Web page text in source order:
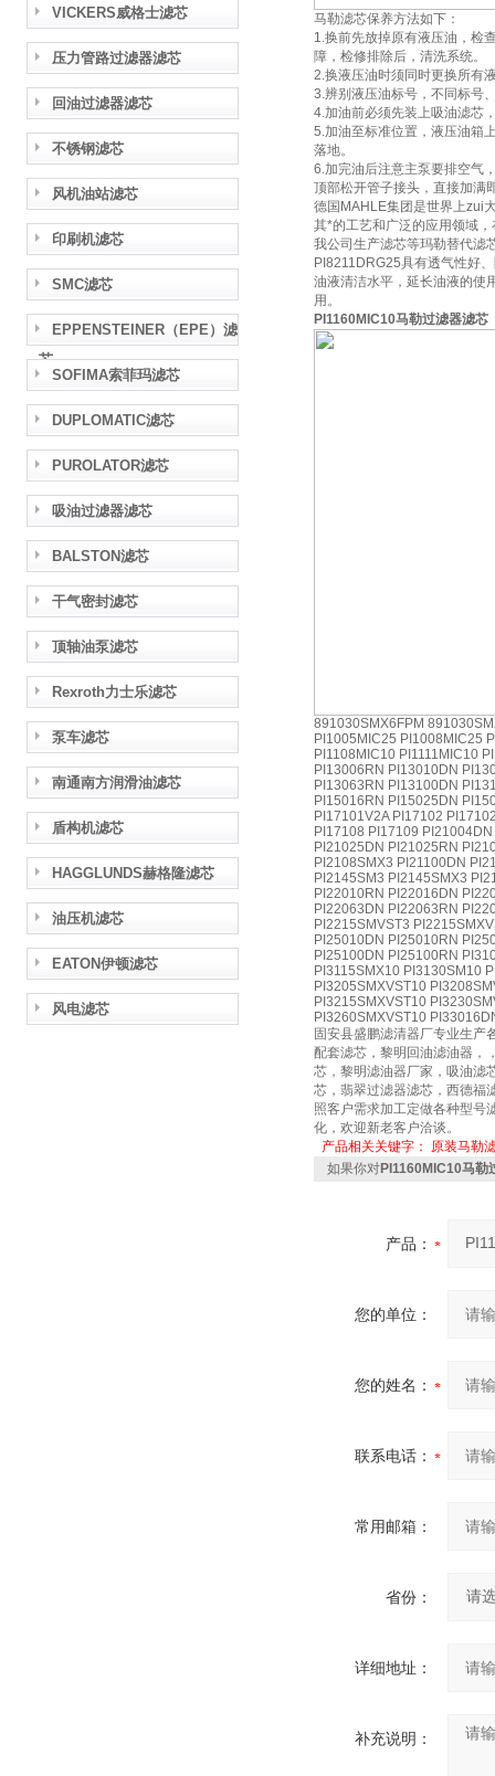
VICKERS威格士滤芯
压力管路过滤器滤芯
回油过滤器滤芯
不锈钢滤芯
风机油站滤芯
印刷机滤芯
SMC滤芯
EPPENSTEINER（EPE）滤
芯
SOFIMA索菲玛滤芯
DUPLOMATIC滤芯
PUROLATOR滤芯
吸油过滤器滤芯
BALSTON滤芯
干气密封滤芯
顶轴油泵滤芯
Rexroth力士乐滤芯
泵车滤芯
南通南方润滑油滤芯
盾构机滤芯
HAGGLUNDS赫格隆滤芯
油压机滤芯
EATON伊顿滤芯
风电滤芯
马勒滤芯保养方法如下：
1.换前先放掉原有液压油，检
障，检修排除后，清洗系统。
2.换液压油时须同时更换所有
3.辨别液压油标号，不同标号
4.加油前必须先装上吸油滤芯
5.加油至标准位置，液压油箱
落地。
6.加完油后注意主泵要排空气
顶部松开管子接头，直接加满
德国MAHLE集团是世界上zui
其*的工艺和广泛的应用领域
我公司生产滤芯等玛勒替代滤
PI8211DRG25具有透气性好
油液清洁水平，延长油液的使
用。
PI1160MIC10马勒过滤器滤芯
891030SMX6FPM
PI1005MIC25 PI1008MIC25
PI1108MIC10 PI1111MIC10
PI13006RN PI13010DN
PI13063RN PI13100DN
PI15016RN PI15025DN
PI17101V2A PI17102
PI17108 PI17109
PI21025DN PI21025RN
PI2108SMX3 PI21100DN
PI2145SM3 PI2145SMX3
PI22010RN PI22016DN
PI22063DN PI22063RN
PI2215SMVST3
PI25010DN PI25010RN
PI25100DN PI25100RN
PI3115SMX10 PI3130SM10
PI3205SMXVST10
PI3215SMXVST10
PI3260SMXVST10
固安县盛鹏滤清器厂专业生产
配套滤芯，黎明回油滤油器，
芯，黎明滤油器厂家，吸油滤
芯，翡翠过滤器滤芯，西德福
照客户需求加工定做各种型号
化，欢迎新老客户洽谈。
产品相关关键字： 原装马勒
如果你对PI1160MIC10马勒
产品：
您的单位：
您的姓名：
联系电话：
常用邮箱：
省份：
详细地址：
补充说明：